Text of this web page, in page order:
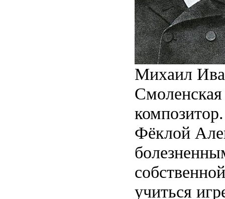
Михаил
Фёклой
учиться